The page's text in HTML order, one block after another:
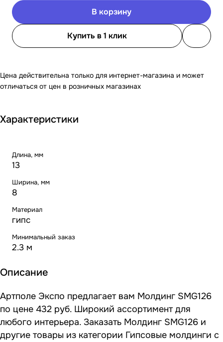
В корзину
Купить в 1 клик
Цена действительна только для интернет-магазина и может
отличаться от цен в розничных магазинах
Характеристики
Длина, мм
13
Ширина, мм
8
Материал
гипс
Минимальный заказ
2.3 м
Описание
Артполе Экспо предлагает вам Молдинг SMG126
по цене 432 руб. Широкий ассортимент для
любого интерьера. Заказать Молдинг SMG126 и
другие товары из категории Гипсовые молдинги с